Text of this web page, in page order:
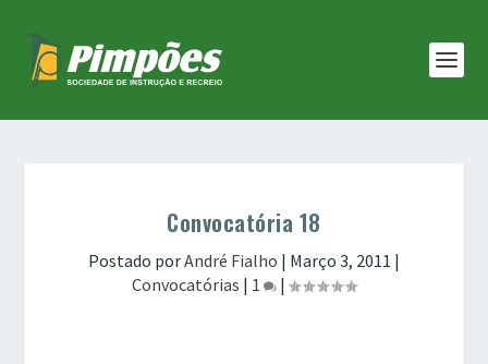
Convocatória 18
Postado porAndré Fialho | Março 3, 2011 |
Convocatórias | 1 |